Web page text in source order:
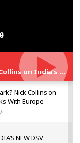
Rigvedic Names in Denmark? Nick Collins on India’s Forgotten Links With Europe
Nick Collins on
With Europe
NEW DSV